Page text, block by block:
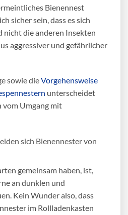
Bienennest
sicher sein, dass es sich
nicht die anderen Insekten
aggressiver und gefährlicher
sowie dieVorgehensweise
unterscheidet
vom Umgang mit
sich Bienennester von
gemeinsam haben, ist,
an dunklen und
Kein Wunder also, dass
im Rollladenkasten